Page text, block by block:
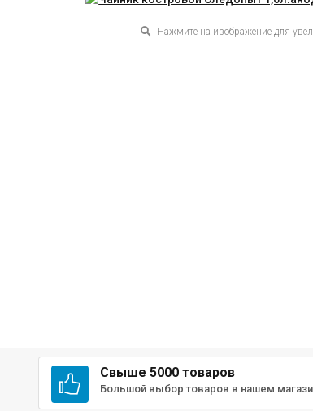
Нажмите на изображение для
Свыше 5000 товаров
Большой выбор товаров в нашем